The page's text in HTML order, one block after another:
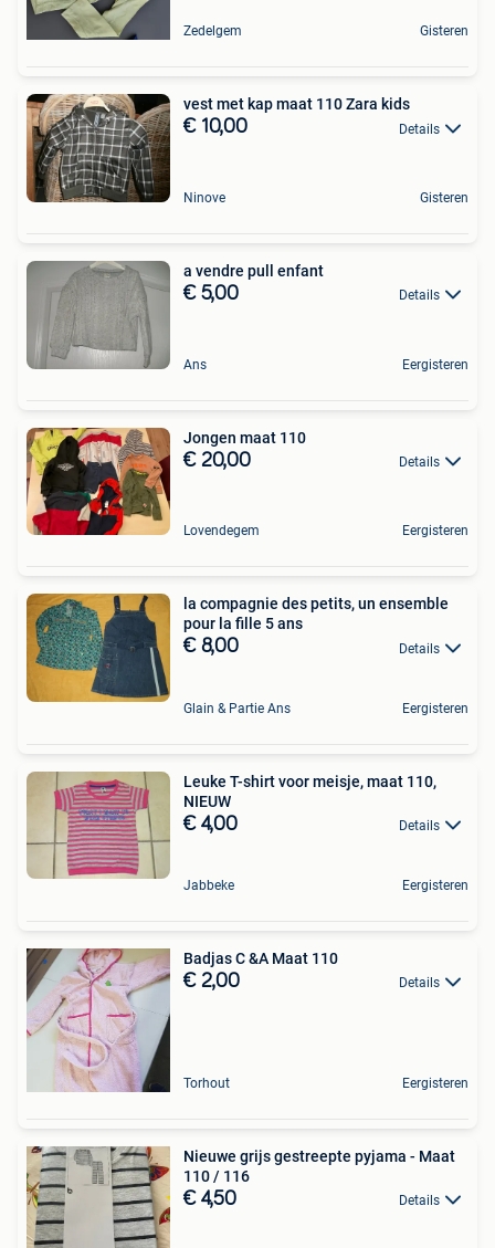
Zedelgem Gisteren
vest met kap maat 110 Zara kids
€ 10,00 Details
Ninove Gisteren
a vendre pull enfant
€ 5,00 Details
Ans Eergisteren
Jongen maat 110
€ 20,00 Details
Lovendegem Eergisteren
la compagnie des petits, un ensemble
pour la fille 5 ans
€ 8,00 Details
Glain & Partie Ans Eergisteren
Leuke T-shirt voor meisje, maat 110,
NIEUW
€ 4,00 Details
Jabbeke Eergisteren
Badjas C &A Maat 110
€ 2,00 Details
Torhout Eergisteren
Nieuwe grijs gestreepte pyjama - Maat
110 / 116
€ 4,50 Details